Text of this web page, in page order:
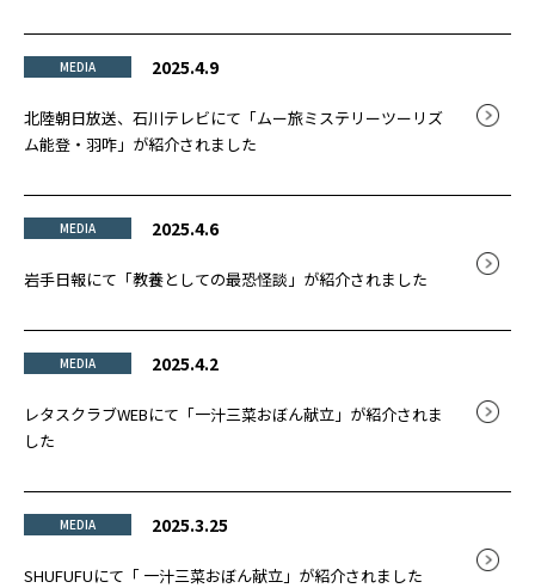
MEDIA 2025.4.9
北陸朝日放送、石川テレビにて「ムー旅ミステリーツーリズ
ム能登・羽咋」が紹介されました
MEDIA 2025.4.6
岩手日報にて「教養としての最恐怪談」が紹介されました
MEDIA 2025.4.2
レタスクラブWEBにて「一汁三菜おぼん献立」が紹介されま
した
MEDIA 2025.3.25
SHUFUFUにて「 一汁三菜おぼん献立」が紹介されました